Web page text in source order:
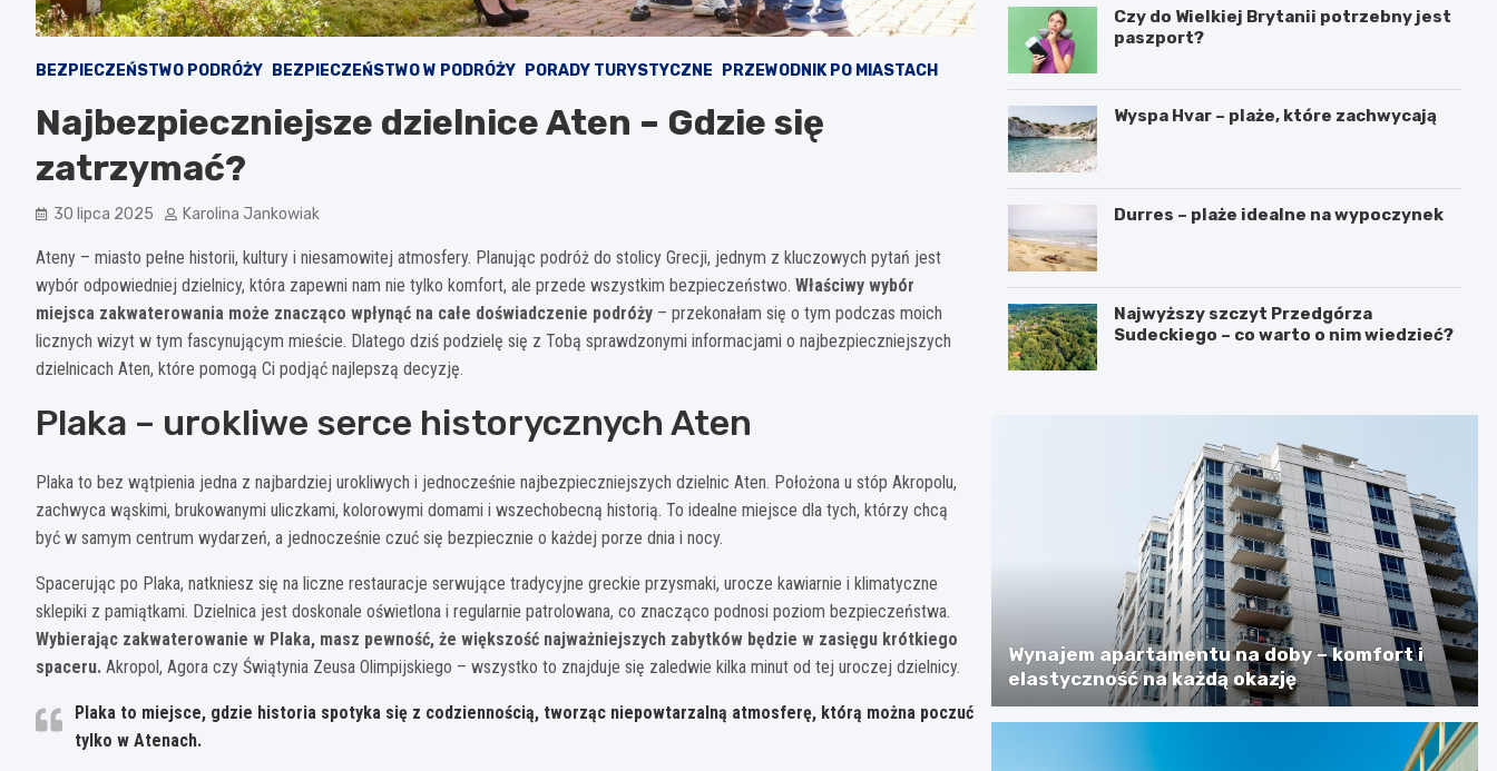
BEZPIECZEŃSTWO PODRÓŻY BEZPIECZEŃSTWO W PODRÓŻY PORADY TURYSTYCZNE PRZEWODNIK PO MIASTACH
Najbezpieczniejsze dzielnice Aten – Gdzie się
zatrzymać?
30 lipca 2025 Karolina Jankowiak
Ateny – miasto pełne historii, kultury i niesamowitej atmosfery. Planując podróż do stolicy Grecji, jednym z kluczowych pytań jest
wybór odpowiedniej dzielnicy, która zapewni nam nie tylko komfort, ale przede wszystkim bezpieczeństwo. Właściwy wybór
miejsca zakwaterowania może znacząco wpłynąć na całe doświadczenie podróży – przekonałam się o tym podczas moich
licznych wizyt w tym fascynującym mieście. Dlatego dziś podzielę się z Tobą sprawdzonymi informacjami o najbezpieczniejszych
dzielnicach Aten, które pomogą Ci podjąć najlepszą decyzję.
Plaka – urokliwe serce historycznych Aten
Plaka to bez wątpienia jedna z najbardziej urokliwych i jednocześnie najbezpieczniejszych dzielnic Aten. Położona u stóp Akropolu,
zachwyca wąskimi, brukowanymi uliczkami, kolorowymi domami i wszechobecną historią. To idealne miejsce dla tych, którzy chcą
być w samym centrum wydarzeń, a jednocześnie czuć się bezpiecznie o każdej porze dnia i nocy.
Spacerując po Plaka, natkniesz się na liczne restauracje serwujące tradycyjne greckie przysmaki, urocze kawiarnie i klimatyczne
sklepiki z pamiątkami. Dzielnica jest doskonale oświetlona i regularnie patrolowana, co znacząco podnosi poziom bezpieczeństwa.
Wybierając zakwaterowanie w Plaka, masz pewność, że większość najważniejszych zabytków będzie w zasięgu krótkiego
spaceru. Akropol, Agora czy Świątynia Zeusa Olimpijskiego – wszystko to znajduje się zaledwie kilka minut od tej uroczej dzielnicy.
Plaka to miejsce, gdzie historia spotyka się z codziennością, tworząc niepowtarzalną atmosferę, którą można poczuć
tylko w Atenach.
Czy do Wielkiej Brytanii potrzebny jest
paszport?
Wyspa Hvar – plaże, które zachwycają
Durres – plaże idealne na wypoczynek
Najwyższy szczyt Przedgórza
Sudeckiego – co warto o nim wiedzieć?
Wynajem apartamentu na doby – komfort i
elastyczność na każdą okazję